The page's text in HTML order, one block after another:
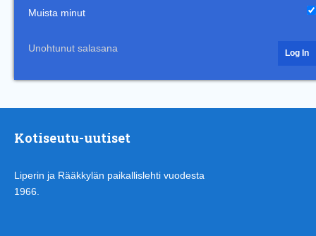
Muista minut
Unohtunut salasana
Kotiseutu-uutiset
Liperin ja Rääkkylän paikallislehti vuodesta
1966.